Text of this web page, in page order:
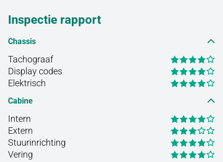
Inspectie rapport
Chassis
Tachograaf
Display codes
Elektrisch
Cabine
Intern
Extern
Stuurinrichting
Vering